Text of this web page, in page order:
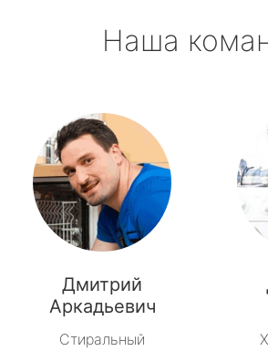
Наша
Дмитрий
Аркадьевич
Стиральный